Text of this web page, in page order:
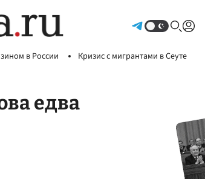
в России Кризис с мигрантами в Сеуте
едва